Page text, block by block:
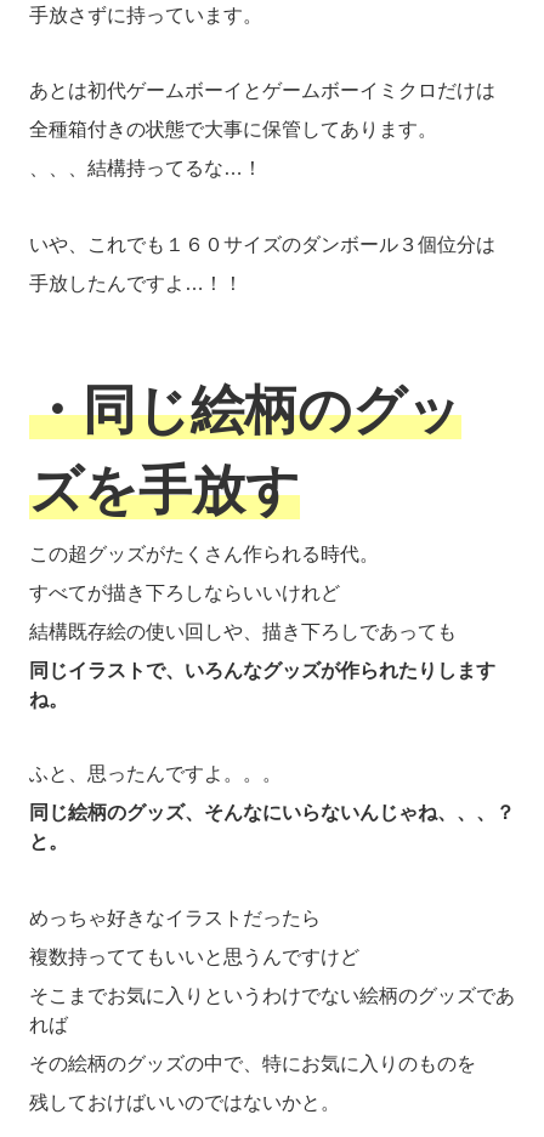
手放さずに持っています。
あとは初代ゲームボーイとゲームボーイミクロだけは
全種箱付きの状態で大事に保管してあります。
、、、結構持ってるな…！
いや、これでも１６０サイズのダンボール３個位分は
手放したんですよ…！！
・同じ絵柄のグッ
ズを手放す
この超グッズがたくさん作られる時代。
すべてが描き下ろしならいいけれど
結構既存絵の使い回しや、描き下ろしであっても
同じイラストで、いろんなグッズが作られたりします
ね。
ふと、思ったんですよ。。。
同じ絵柄のグッズ、そんなにいらないんじゃね、、、？
と。
めっちゃ好きなイラストだったら
複数持っててもいいと思うんですけど
そこまでお気に入りというわけでない絵柄のグッズであ
れば
その絵柄のグッズの中で、特にお気に入りのものを
残しておけばいいのではないかと。